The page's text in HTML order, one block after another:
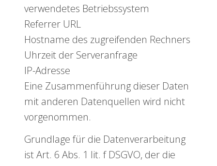
verwendetes Betriebssystem
Referrer URL
Hostname des zugreifenden Rechners
Uhrzeit der Serveranfrage
IP-Adresse
Eine Zusammenführung dieser Daten
mit anderen Datenquellen wird nicht
vorgenommen.
Grundlage für die Datenverarbeitung
ist Art. 6 Abs. 1 lit. f DSGVO, der die